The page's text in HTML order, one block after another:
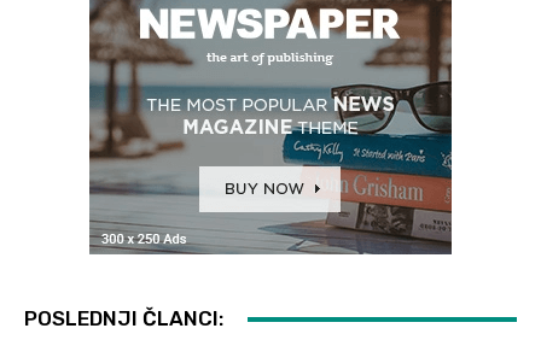
POSLEDNJI ČLANCI: